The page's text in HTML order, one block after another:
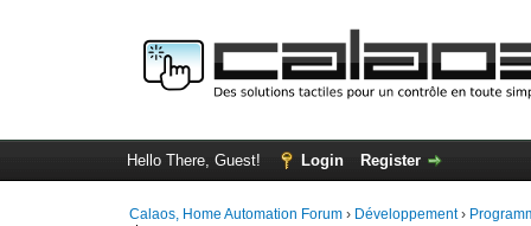
Hello There, Guest! Login Register
Calaos, Home Automation Forum › Développement›